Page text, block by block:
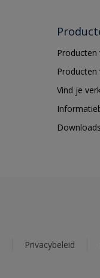
Vind je
Downloads
Privacybeleid